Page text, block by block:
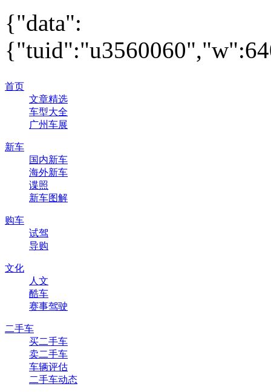
{"data":
首页
文章精选
车型大全
广州车展
新车
国内新车
海外新车
谍照
新车图解
购车
试驾
导购
文化
人文
酷车
赛事驾驶
二手车
买二手车
卖二手车
车辆评估
二手车动态